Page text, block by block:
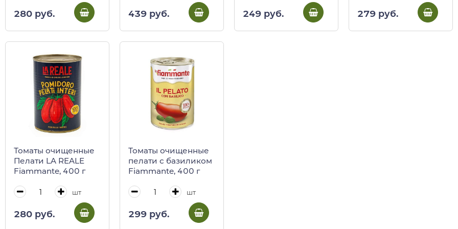
280 руб. 439 руб. 249 руб. 279 руб.
Томаты очищенные
Пелати LA REALE
Fiammante, 400 г
шт
280 руб.
Томаты очищенные
пелати с базиликом
Fiammante, 400 г
шт
299 руб.